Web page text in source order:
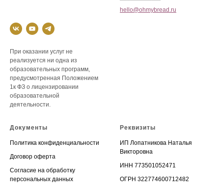
При оказании услуг не
реализуется ни одна из
образовательных программ,
предусмотренная Положением
1к ФЗ о лицензировании
образовательной
деятельности.
hello@ohmybread.ru
Документы
Политика конфиденциальности
Договор оферта
Согласие на обработку
персональных данных
Реквизиты
ИП Лопатникова Наталья
Викторовна
ИНН 773501052471
ОГРН 322774600712482